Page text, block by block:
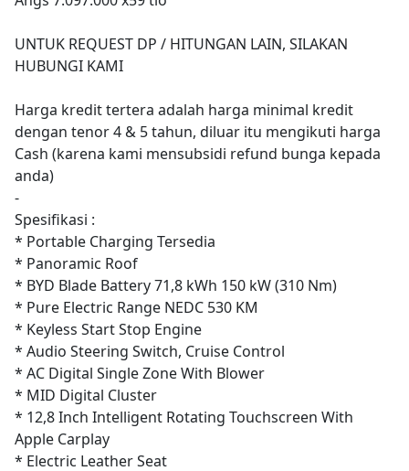
UNTUK REQUEST DP / HITUNGAN LAIN, SILAKAN
HUBUNGI KAMI
Harga kredit tertera adalah harga minimal kredit
dengan tenor 4 & 5 tahun, diluar itu mengikuti harga
Cash (karena kami mensubsidi refund bunga kepada
anda)
-
Spesifikasi :
* Portable Charging Tersedia
* Panoramic Roof
* BYD Blade Battery 71,8 kWh 150 kW (310 Nm)
* Pure Electric Range NEDC 530 KM
* Keyless Start Stop Engine
* Audio Steering Switch, Cruise Control
* AC Digital Single Zone With Blower
* MID Digital Cluster
* 12,8 Inch Intelligent Rotating Touchscreen With
Apple Carplay
* Electric Leather Seat